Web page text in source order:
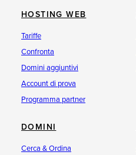
HOSTING WEB
Tariffe
Confronta
Domini aggiuntivi
Account di prova
Programma partner
DOMINI
Cerca & Ordina